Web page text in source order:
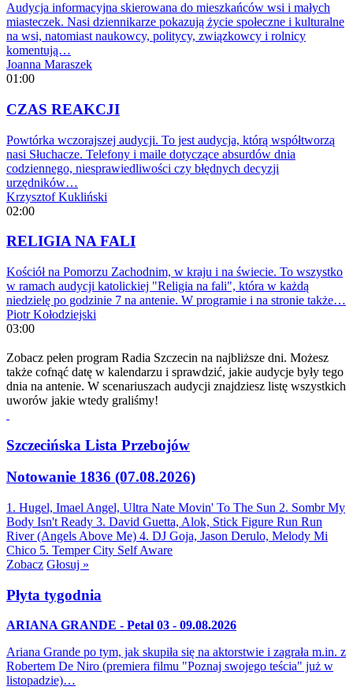
Audycja informacyjna skierowana do mieszkańców wsi i małych
miasteczek. Nasi dziennikarze pokazują życie społeczne i kulturalne
na wsi, natomiast naukowcy, politycy, związkowcy i rolnicy
komentują…
Joanna Maraszek
01:00
CZAS REAKCJI
Powtórka wczorajszej audycji. To jest audycja, którą współtworzą
nasi Słuchacze. Telefony i maile dotyczące absurdów dnia
codziennego, niesprawiedliwości czy błędnych decyzji
urzędników…
Krzysztof Kukliński
02:00
RELIGIA NA FALI
Kościół na Pomorzu Zachodnim, w kraju i na świecie. To wszystko
w ramach audycji katolickiej "Religia na fali", która w każdą
niedzielę po godzinie 7 na antenie. W programie i na stronie także…
Piotr Kołodziejski
03:00
Zobacz pełen program Radia Szczecin na najbliższe dni. Możesz
także cofnąć datę w kalendarzu i sprawdzić, jakie audycje były tego
dnia na antenie. W scenariuszach audycji znajdziesz listę wszystkich
uworów jakie wtedy graliśmy!
Szczecińska Lista Przebojów
Notowanie 1836 (07.08.2026)
1. Hugel, Imael Angel, Ultra Nate Movin' To The Sun 2. Sombr My
Body Isn't Ready 3. David Guetta, Alok, Stick Figure Run Run
River (Angels Above Me) 4. DJ Goja, Jason Derulo, Melody Mi
Chico 5. Temper City Self Aware
Zobacz Głosuj »
Płyta tygodnia
ARIANA GRANDE - Petal 03 - 09.08.2026
Ariana Grande po tym, jak skupiła się na aktorstwie i zagrała m.in. z
Robertem De Niro (premiera filmu "Poznaj swojego teścia" już w
listopadzie)…